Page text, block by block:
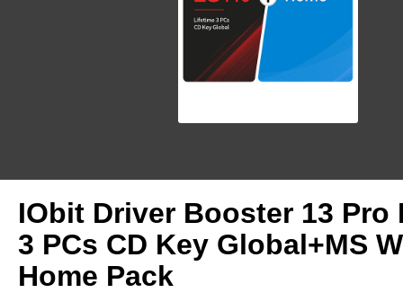
IObit Driver Booster 13 Pro
3 PCs CD Key Global+MS
Home Pack